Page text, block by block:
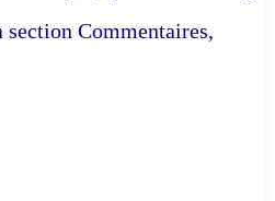
Commentaires,